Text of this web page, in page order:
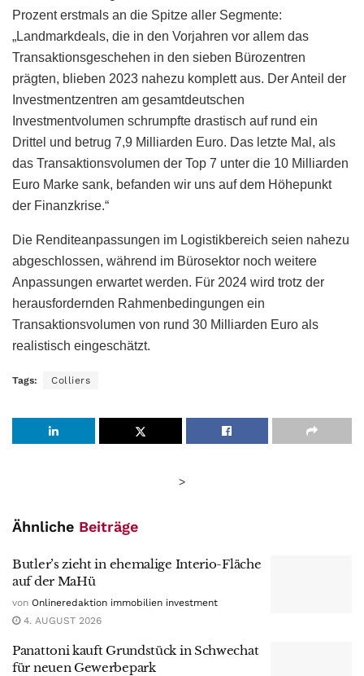
Prozent erstmals an die Spitze aller Segmente:
„Landmarkdeals, die in den Vorjahren vor allem das
Transaktionsgeschehen in den sieben Bürozentren
prägten, blieben 2023 nahezu komplett aus. Der Anteil der
Investmentzentren am gesamtdeutschen
Investmentvolumen schrumpfte drastisch auf rund ein
Drittel und betrug 7,9 Milliarden Euro. Das letzte Mal, als
das Transaktionsvolumen der Top 7 unter die 10 Milliarden
Euro Marke sank, befanden wir uns auf dem Höhepunkt
der Finanzkrise.“
Die Renditeanpassungen im Logistikbereich seien nahezu
abgeschlossen, während im Bürosektor noch weitere
Anpassungen erwartet werden. Für 2024 wird trotz der
herausfordernden Rahmenbedingungen ein
Transaktionsvolumen von rund 30 Milliarden Euro als
realistisch eingeschätzt.
Tags: Colliers
>
Ähnliche Beiträge
Butler’s zieht in ehemalige Interio-Fläche
auf der MaHü
von Onlineredaktion immobilien investment
4. AUGUST 2026
Panattoni kauft Grundstück in Schwechat
für neuen Gewerbepark